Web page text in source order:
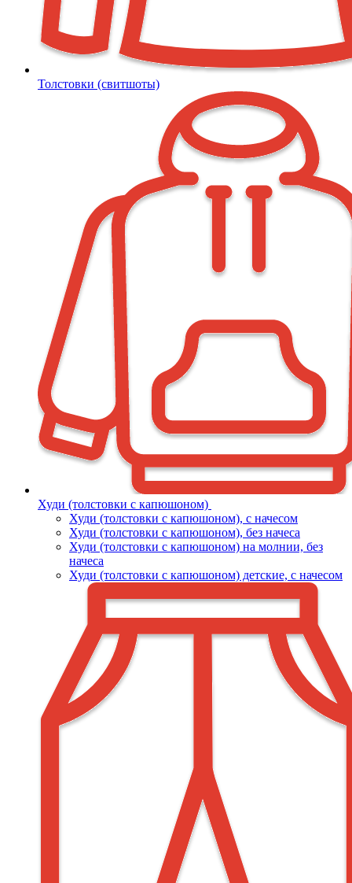
Толстовки (свитшоты)
Худи (толстовки с капюшоном)
Худи (толстовки c капюшоном), с начесом
Худи (толстовки c капюшоном), без начеса
Худи (толстовки с капюшоном) на молнии, без
начеса
Худи (толстовки c капюшоном) детские, с начесом